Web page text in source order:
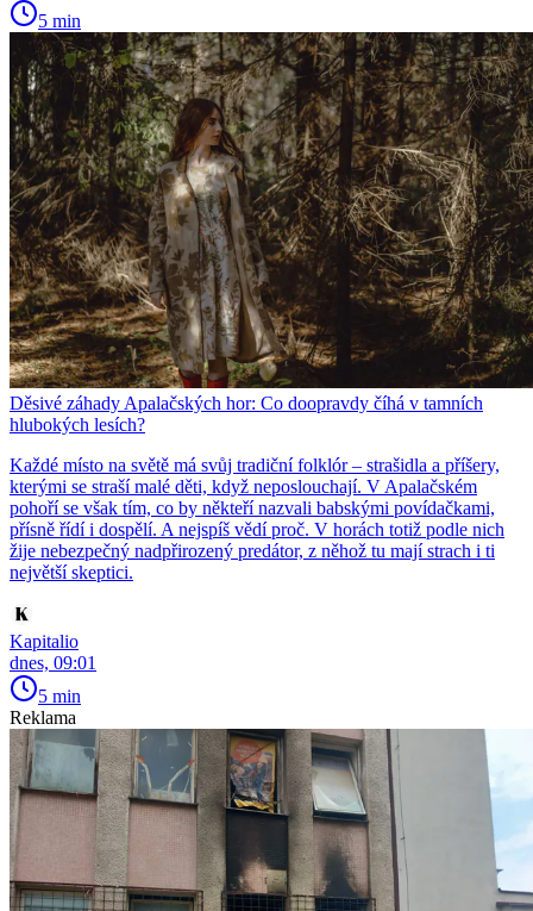
5 min
Děsivé záhady Apalačských hor: Co doopravdy číhá v tamních
hlubokých lesích?
Každé místo na světě má svůj tradiční folklór – strašidla a příšery,
kterými se straší malé děti, když neposlouchají. V Apalačském
pohoří se však tím, co by někteří nazvali babskými povídačkami,
přísně řídí i dospělí. A nejspíš vědí proč. V horách totiž podle nich
žije nebezpečný nadpřirozený predátor, z něhož tu mají strach i ti
největší skeptici.
Kapitalio
dnes, 09:01
5 min
Reklama